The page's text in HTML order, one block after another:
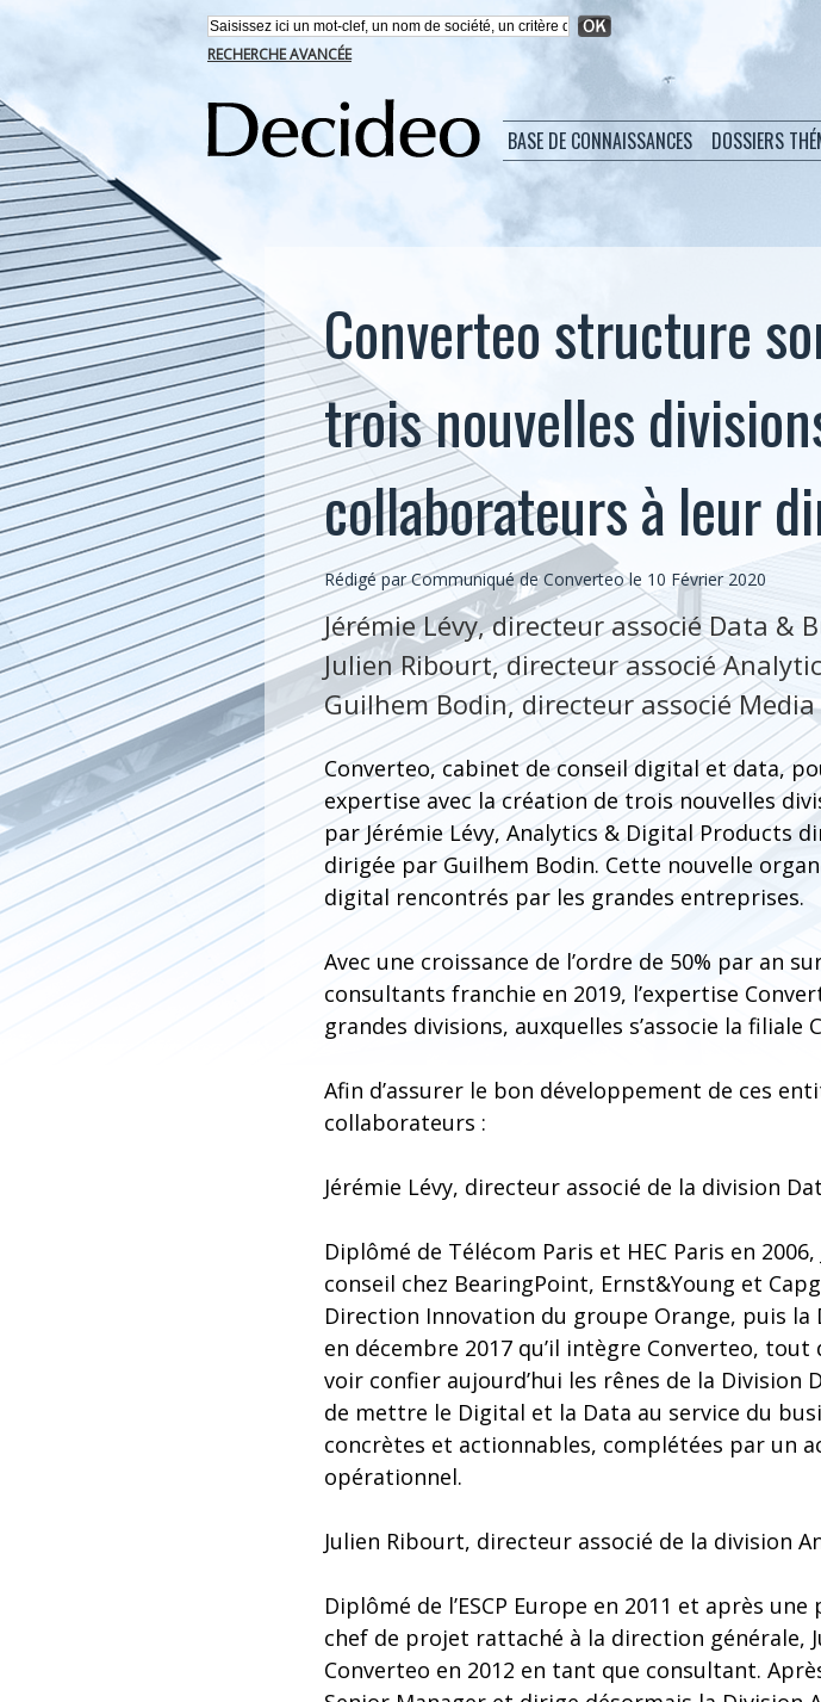
RECHERCHE AVANCÉE
BASE DE CONNAISSANCES DOSSIERS
Converteo structure
trois nouvelles
collaborateurs à leur
Rédigé par Communiqué de Converteo le 10 Février 2020
Jérémie Lévy, directeur associé Data &
Julien Ribourt, directeur associé
Guilhem Bodin, directeur associé Media
Converteo, cabinet de conseil digital et data,
expertise avec la création de trois nouvelles
par Jérémie Lévy, Analytics & Digital Products
dirigée par Guilhem Bodin. Cette nouvelle
digital rencontrés par les grandes entreprises.
Avec une croissance de l’ordre de 50% par an
consultants franchie en 2019, l’expertise
grandes divisions, auxquelles s’associe la filiale
Afin d’assurer le bon développement de ces
collaborateurs :
Jérémie Lévy, directeur associé de la division
Diplômé de Télécom Paris et HEC Paris en
conseil chez BearingPoint, Ernst&Young et
Direction Innovation du groupe Orange, puis la
en décembre 2017 qu’il intègre Converteo,
voir confier aujourd’hui les rênes de la Division
de mettre le Digital et la Data au service du
concrètes et actionnables, complétées par un
opérationnel.
Julien Ribourt, directeur associé de la division
Diplômé de l’ESCP Europe en 2011 et après
chef de projet rattaché à la direction générale,
Converteo en 2012 en tant que consultant.